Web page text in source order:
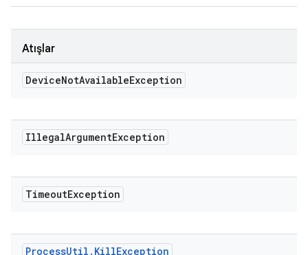
Atışlar
DeviceNotAvailableException
IllegalArgumentException
TimeoutException
ProcessUtil . KillException